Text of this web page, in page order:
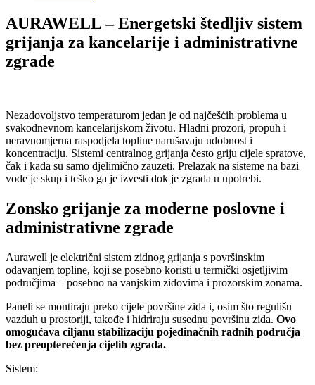
AURAWELL – Energetski štedljiv sistem
grijanja za kancelarije i administrativne
zgrade
Nezadovoljstvo temperaturom jedan je od najčešćih problema u
svakodnevnom kancelarijskom životu. Hladni prozori, propuh i
neravnomjerna raspodjela topline narušavaju udobnost i
koncentraciju. Sistemi centralnog grijanja često griju cijele spratove,
čak i kada su samo djelimično zauzeti. Prelazak na sisteme na bazi
vode je skup i teško ga je izvesti dok je zgrada u upotrebi.
Zonsko grijanje za moderne poslovne i
administrativne zgrade
Aurawell je električni sistem zidnog grijanja s površinskim
odavanjem topline, koji se posebno koristi u termički osjetljivim
područjima – posebno na vanjskim zidovima i prozorskim zonama.
Paneli se montiraju preko cijele površine zida i, osim što regulišu
vazduh u prostoriji, takođe i hidriraju susednu površinu zida. Ovo
omogućava ciljanu stabilizaciju pojedinačnih radnih područja
bez preopterećenja cijelih zgrada.
Sistem: